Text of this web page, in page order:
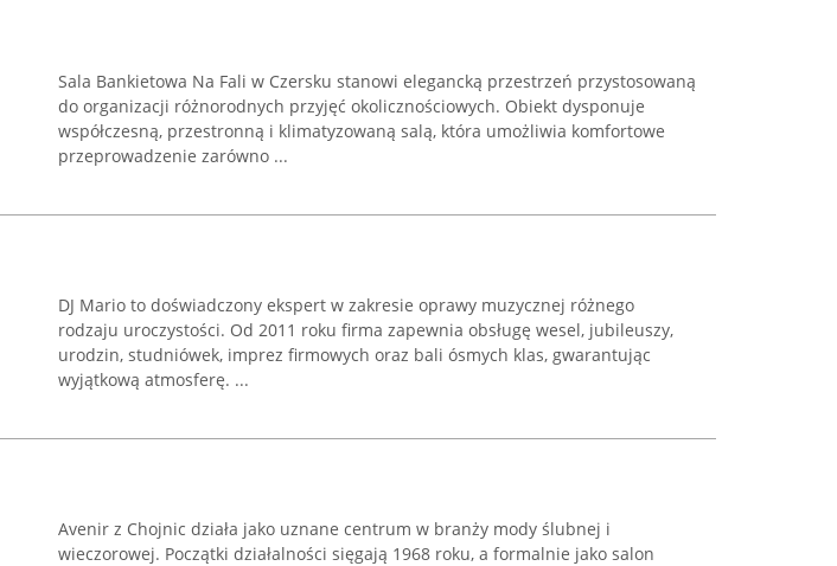
Sala Bankietowa Na Fali w Czersku stanowi elegancką przestrzeń przystosowaną
do organizacji różnorodnych przyjęć okolicznościowych. Obiekt dysponuje
współczesną, przestronną i klimatyzowaną salą, która umożliwia komfortowe
przeprowadzenie zarówno ...
DJ Mario to doświadczony ekspert w zakresie oprawy muzycznej różnego
rodzaju uroczystości. Od 2011 roku firma zapewnia obsługę wesel, jubileuszy,
urodzin, studniówek, imprez firmowych oraz bali ósmych klas, gwarantując
wyjątkową atmosferę. ...
Avenir z Chojnic działa jako uznane centrum w branży mody ślubnej i
wieczorowej. Początki działalności sięgają 1968 roku, a formalnie jako salon